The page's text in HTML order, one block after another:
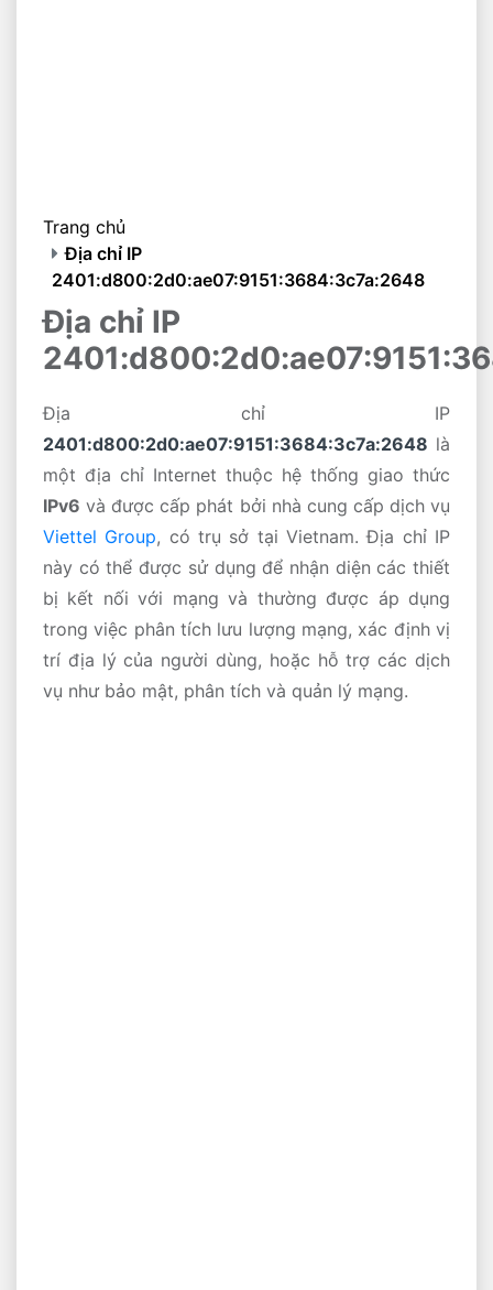
Trang chủ
Địa chỉ IP
2401:d800:2d0:ae07:9151:3684:3c7a:2648
Địa chỉ IP
Địa chỉ IP
2401:d800:2d0:ae07:9151:3684:3c7a:2648 là
một địa chỉ Internet thuộc hệ thống giao thức
IPv6 và được cấp phát bởi nhà cung cấp dịch vụ
Viettel Group, có trụ sở tại Vietnam. Địa chỉ IP
này có thể được sử dụng để nhận diện các thiết
bị kết nối với mạng và thường được áp dụng
trong việc phân tích lưu lượng mạng, xác định vị
trí địa lý của người dùng, hoặc hỗ trợ các dịch
vụ như bảo mật, phân tích và quản lý mạng.